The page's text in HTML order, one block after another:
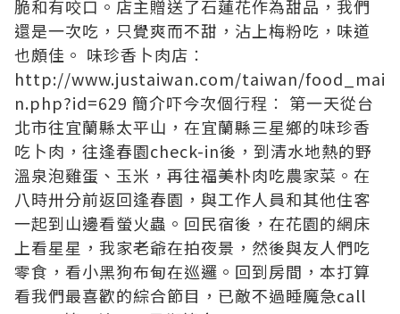
脆和有咬口。店主贈送了石蓮花作為甜品，我們
還是一次吃，只覺爽而不甜，沾上梅粉吃，味道
也頗佳。 味珍香卜肉店︰
http://www.justaiwan.com/taiwan/food_mai
n.php?id=629 簡介吓今次個行程︰ 第一天從台
北市往宜蘭縣太平山，在宜蘭縣三星鄉的味珍香
吃卜肉，往逢春園check-in後，到清水地熱的野
溫泉泡雞蛋、玉米，再往福美朴肉吃農家菜。在
八時卅分前返回逢春園，與工作人員和其他住客
一起到山邊看螢火蟲。回民宿後，在花園的網床
上看星星，我家老爺在拍夜景，然後與友人們吃
零食，看小黑狗布甸在巡邏。回到房間，本打算
看我們最喜歡的綜合節目，已敵不過睡魔急call